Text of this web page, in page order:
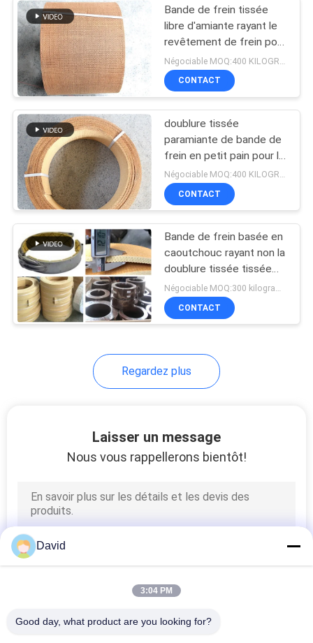
Garniture anneau de
joint
10
Doublure de frein
libre d'amiante
Feuille matérielle de
Doublure de bande
de frein
Bande de frein tissée
libre d'amiante rayant le
revêtement de frein pour
le bateau Crane Boat de
bande de frein
CONTACT
doublure tissée
paramiante de bande de
frein en petit pain pour le
bateau Crane Brake
Bands de bateau
Négociable MOQ:400 KILOGRAMMES
CONTACT
Bande de frein basée en
caoutchouc rayant non la
doublure tissée tissée
par amiante de bande de
frein de doublure de frein
Négociable MOQ:300 kilogrammes
CONTACT
Regardez plus
Laisser un message
Nous vous rappellerons bientôt!
David
3:04 PM
Good day, what product are you looking for?